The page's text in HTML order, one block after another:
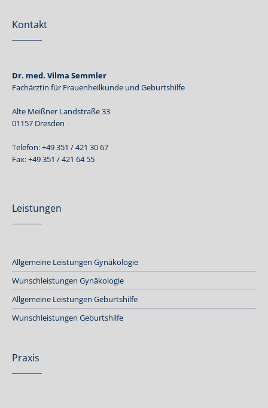
Kontakt
Dr. med. Vilma Semmler
Fachärztin für Frauenheilkunde und Geburtshilfe
Alte Meißner Landstraße 33
01157 Dresden
Telefon: +49 351 / 421 30 67
Fax: +49 351 / 421 64 55
Leistungen
Allgemeine Leistungen Gynäkologie
Wunschleistungen Gynäkologie
Allgemeine Leistungen Geburtshilfe
Wunschleistungen Geburtshilfe
Praxis